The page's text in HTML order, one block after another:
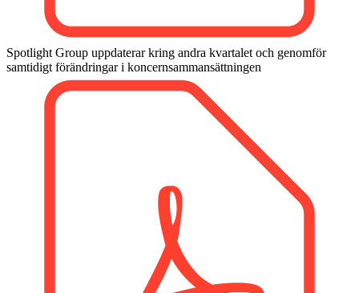
Spotlight Group uppdaterar kring andra kvartalet och genomför
samtidigt förändringar i koncernsammansättningen